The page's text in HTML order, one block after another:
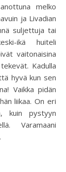
melko
ja Livadian
suljettuja tai
ikä huiteli
vaitonaisina
Kadulla
hyvä kun sen
Vaikka pidän
liikaa. On eri
kuin pystyyn
Varamaani